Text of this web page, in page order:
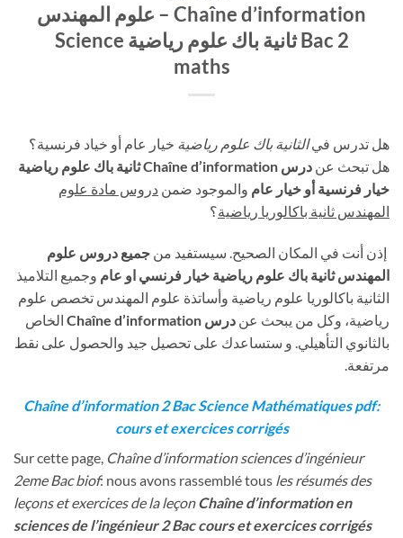
Chaîne d’information – علوم المهندس
2 Bac ثانية باك علوم رياضية Science
maths
هل تدرس فيالثانية باك علوم رياضية خيار عام أو خياد فرنسية؟
هل تبحث عن درس Chaîne d’information
ثانية باك علوم رياضية
خيار فرنسية أو خيار عام والموجود ضمن دروس مادة علوم
المهندس ثانية باكالوريا رياضية؟
إذن أنت في المكان الصحيح. سيستفيد من جميع دروس علوم
المهندس ثانية باك علوم رياضية خيار فرنسي او عام وجميع التلاميذ
الثانية باكالوريا علوم رياضية وأساتذة علوم المهندس تخصص علوم
رياضية، وكل من يبحث عن درس Chaîne d’information
الخاص
بالثانوي التأهيلي. و ستساعدك على تحصيل جيد والحصول على نقط
مرتفعة.
Chaîne d’information 2 Bac Science Mathématiques pdf:
cours et exercices corrigés
Sur cette page, Chaîne d’information sciences d’ingénieur
2eme Bac biof: nous avons rassemblé tous les résumés des
leçons et exercices de la leçonChaîne d’information en
sciences de l’ingénieur 2 Bac cours et exercices corrigés